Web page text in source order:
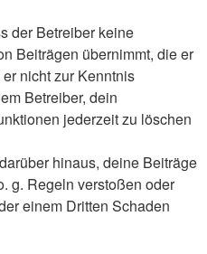
der Betreiber keine
Beiträgen übernimmt, die er
nicht zur Kenntnis
Betreiber, dein
jederzeit zu löschen
hinaus, deine Beiträge
g. Regeln verstoßen oder
einem Dritten Schaden